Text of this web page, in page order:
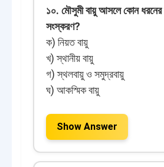
১০. মৌসুমী বায়ু আসলে কোন ধরনের
সংস্করণ?
ক) নিয়ত বায়ু
খ) স্থানীয় বায়ু
গ) স্থলবায়ু ও সমুদ্রবায়ু
ঘ) আকস্মিক বায়ু
Show Answer